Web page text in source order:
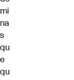
mi
na
s
qu
e
qu